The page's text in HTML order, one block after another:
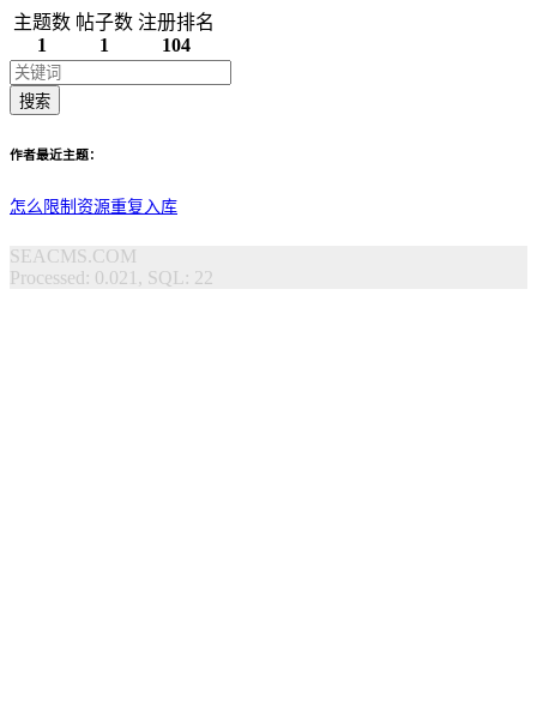
主题数
1
帖子数
1
注册排名
104
搜索
作者最近主题：
怎么限制资源重复入库
SEACMS.COM
Processed: 0.021, SQL: 22